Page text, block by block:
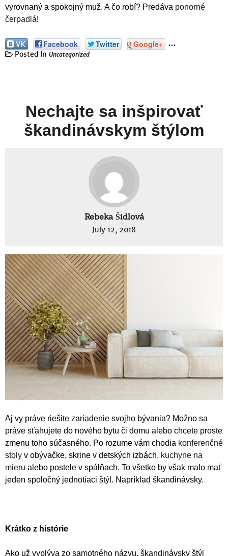
vyrovnaný a spokojný muž. A čo robí? Predáva ponorné
čerpadlá!
VK Facebook Twitter Google+ …
Posted In Uncategorized
Nechajte sa inšpirovať
škandinávskym štýlom
Rebeka Šidlová
July 12, 2018
Aj vy práve riešite zariadenie svojho bývania? Možno sa
práve sťahujete do nového bytu či domu alebo chcete proste
zmenu toho súčasného. Po rozume vám chodia konferenčné
stoly v obývačke, skrine v detských izbách, kuchyne na
mieru alebo postele v spálňach. To všetko by však malo mať
jeden spoločný jednotiaci štýl. Napríklad škandinávsky.
Krátko z histórie
Ako už vyplýva zo samotného názvu, škandinávsky štýl